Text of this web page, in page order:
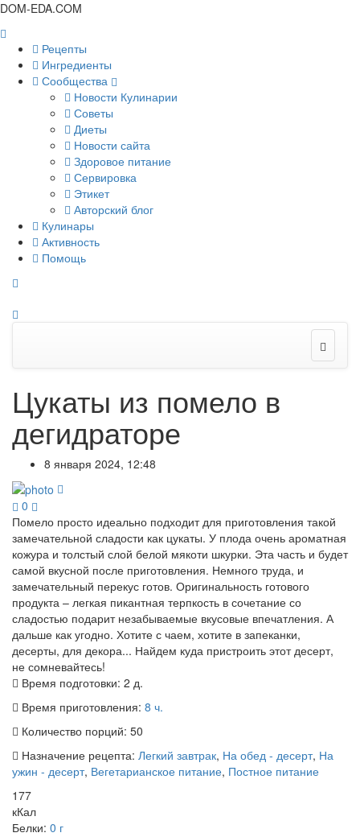
DOM-EDA.COM
Рецепты
Ингредиенты
Сообщества
Новости Кулинарии
Советы
Диеты
Новости сайта
Здоровое питание
Сервировка
Этикет
Авторский блог
Кулинары
Активность
Помощь
Цукаты из помело в
дегидраторе
8 января 2024, 12:48
0
Помело просто идеально подходит для приготовления такой
замечательной сладости как цукаты. У плода очень ароматная
кожура и толстый слой белой мякоти шкурки. Эта часть и будет
самой вкусной после приготовления. Немного труда, и
замечательный перекус готов. Оригинальность готового
продукта – легкая пикантная терпкость в сочетание со
сладостью подарит незабываемые вкусовые впечатления. А
дальше как угодно. Хотите с чаем, хотите в запеканки,
десерты, для декора... Найдем куда пристроить этот десерт,
не сомневайтесь!
Время подготовки: 2 д.
Время приготовления: 8 ч.
Количество порций: 50
Назначение рецепта: Легкий завтрак, На обед - десерт, На
ужин - десерт, Вегетарианское питание, Постное питание
177
кКал
Белки: 0 г